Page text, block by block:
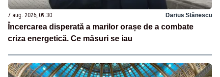
7 aug. 2026, 09:30 Darius Stănescu
Încercarea disperată a marilor orașe de a combate
criza energetică. Ce măsuri se iau